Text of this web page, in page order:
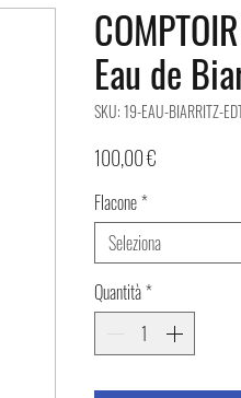
Eau de
SKU: 19-EAU-BIARRITZ-
100,00 €
Flacone*
Seleziona
Quantità*